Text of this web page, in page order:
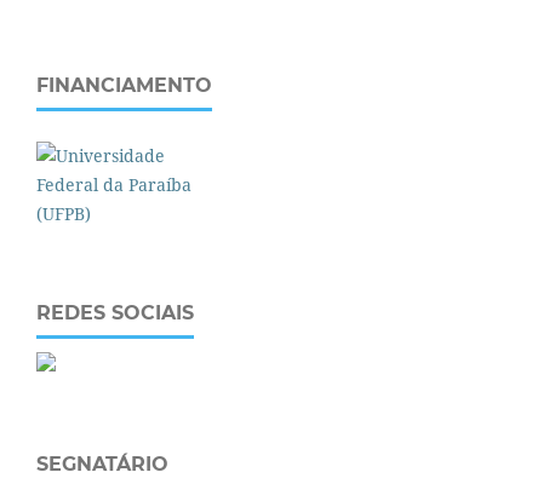
FINANCIAMENTO
REDES SOCIAIS
SEGNATÁRIO